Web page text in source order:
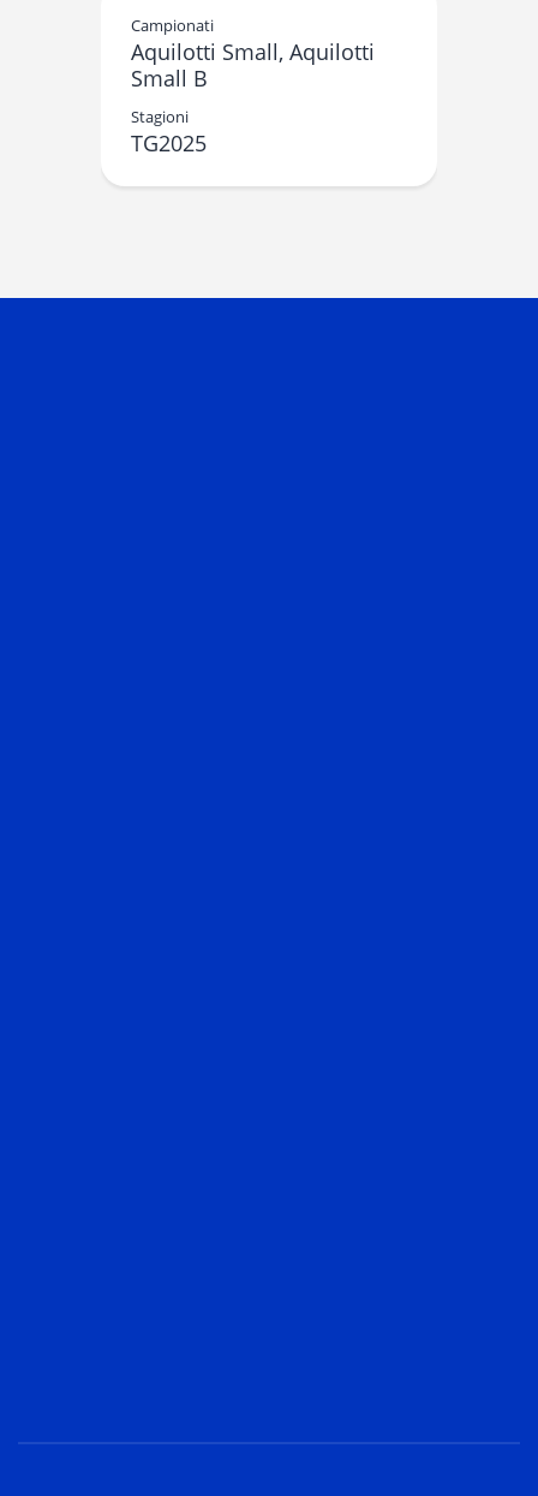
Campionati
Aquilotti Small, Aquilotti
Small B
Stagioni
TG2025